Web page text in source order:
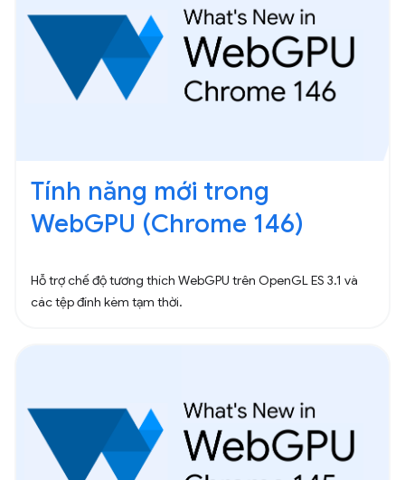
Tính năng mới trong
WebGPU (Chrome 146)
Hỗ trợ chế độ tương thích WebGPU trên OpenGL ES 3.1 và
các tệp đính kèm tạm thời.